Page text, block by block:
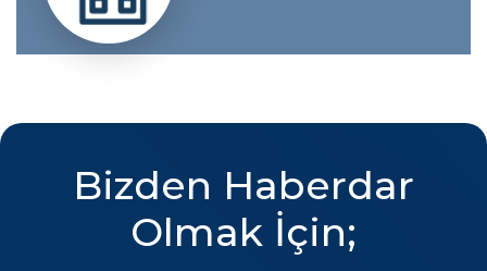
Bizden Haberdar
Olmak İçin;